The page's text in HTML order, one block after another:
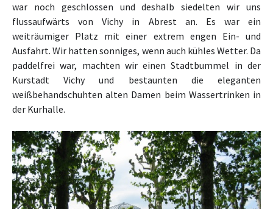
war noch geschlossen und deshalb siedelten wir uns
flussaufwärts von Vichy in Abrest an. Es war ein
weiträumiger Platz mit einer extrem engen Ein- und
Ausfahrt. Wir hatten sonniges, wenn auch kühles Wetter. Da
paddelfrei war, machten wir einen Stadtbummel in der
Kurstadt Vichy und bestaunten die eleganten
weißbehandschuhten alten Damen beim Wassertrinken in
der Kurhalle.